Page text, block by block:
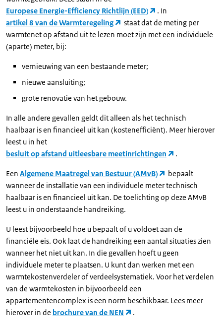
Europese Energie-Efficiency Richtlijn (EED)
. In
artikel 8 van de Warmteregeling
staat dat de meting per
warmtenet op afstand uit te lezen moet zijn met een individuele
(aparte) meter, bij:
vernieuwing van een bestaande meter;
nieuwe aansluiting;
grote renovatie van het gebouw.
In alle andere gevallen geldt dit alleen als het technisch
haalbaar is en financieel uit kan (kostenefficiënt). Meer hierover
leest u in het
besluit op afstand uitleesbare meetinrichtingen
.
Een Algemene Maatregel van Bestuur (AMvB)
bepaalt
wanneer de installatie van een individuele meter technisch
haalbaar is en financieel uit kan. De toelichting op deze AMvB
leest u in onderstaande handreiking.
U leest bijvoorbeeld hoe u bepaalt of u voldoet aan de
financiële eis. Ook laat de handreiking een aantal situaties zien
wanneer het niet uit kan. In die gevallen hoeft u geen
individuele meter te plaatsen. U kunt dan werken met een
warmtekostenverdeler of verdeelsystematiek. Voor het verdelen
van de warmtekosten in bijvoorbeeld een
appartementencomplex is een norm beschikbaar. Lees meer
hierover in de brochure van de NEN .